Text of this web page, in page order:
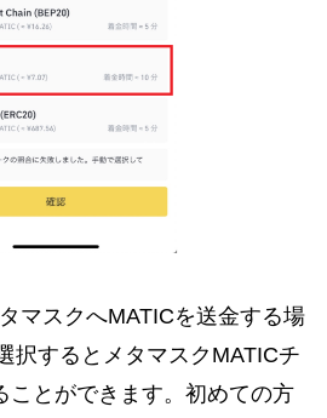
マスクへMATICを送金する場
択するとメタマスクMATICチ
ことができます。初めての方